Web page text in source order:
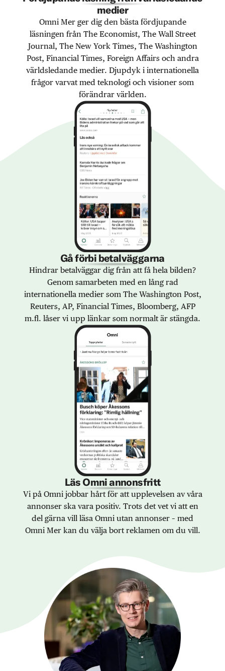
medier
Omni Mer ger dig den bästa fördjupande
läsningen från The Economist, The Wall Street
Journal, The New York Times, The Washington
Post, Financial Times, Foreign Affairs och andra
världsledande medier. Djupdyk i internationella
frågor varvat med teknologi och visioner som
förändrar världen.
Gå förbi betalväggarna
Hindrar betalväggar dig från att få hela bilden?
Genom samarbeten med en lång rad
internationella medier som The Washington Post,
Reuters, AP, Financial Times, Bloomberg, AFP
m.fl. låser vi upp länkar som normalt är stängda.
Läs Omni annonsfritt
Vi på Omni jobbar hårt för att upplevelsen av våra
annonser ska vara positiv. Trots det vet vi att en
del gärna vill läsa Omni utan annonser – med
Omni Mer kan du välja bort reklamen om du vill.